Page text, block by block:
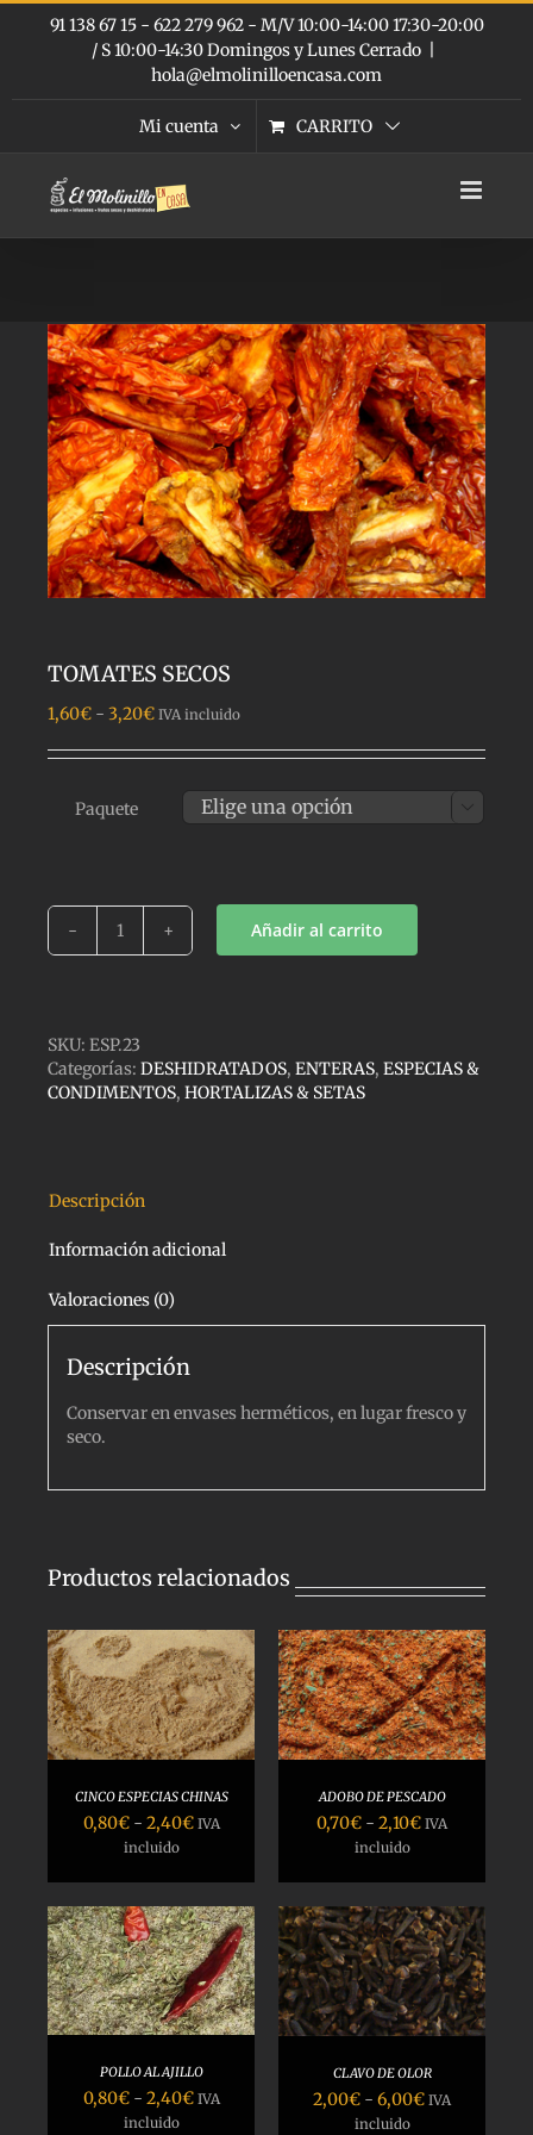
Saltar
91 138 67 15 - 622 279 962 - M/V 10:00-14:00 17:30-20:00
/ S 10:00-14:30 Domingos y Lunes Cerrado
hola@elmolinilloencasa.com
Mi cuenta CARRITO
TOMATES SECOS
1,60€ - 3,20€Rango
precios:
IVA incluido
Paquete 
TOMATES
Añadir al carrito
SKU: ESP.23
Categorías: DESHIDRATADOS, ENTERAS, ESPECIAS &
CONDIMENTOS, HORTALIZAS & SETAS
Descripción
Información adicional
Valoraciones (0)
Descripción
Conservar en envases herméticos, en lugar fresco y
seco.
Productos relacionados
CINCO ESPECIAS CHINAS
0,80€ - 2,40€Rango
0,80€
hasta
2,40€
IVA
incluido
SELECCIONAR
OPCIONES
/
DETALLES
ADOBO DE PESCADO
0,70€ - 2,10€Rango
0,70€
hasta
2,10€
IVA
incluido
POLLO AL AJILLO
0,80€ - 2,40€Rango
IVA
incluido
SELECCIONAR
OPCIONES
/
DETALLES
CLAVO DE OLOR
2,00€ - 6,00€Rango
IVA
incluido